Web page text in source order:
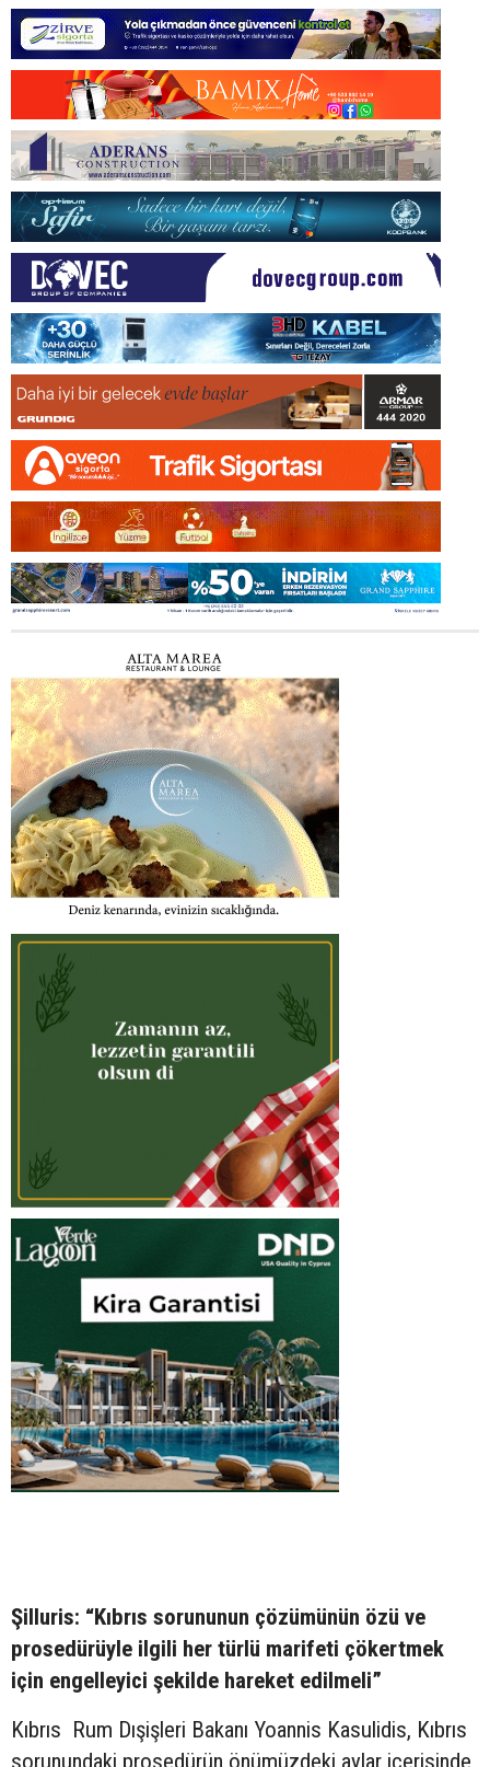
Şilluris: “Kıbrıs sorununun çözümünün özü ve
prosedürüyle ilgili her türlü marifeti çökertmek
için engelleyici şekilde hareket edilmeli”
Kıbrıs Rum Dışişleri Bakanı Yoannis Kasulidis, Kıbrıs
sorunundaki prosedürün önümüzdeki aylar içerisinde